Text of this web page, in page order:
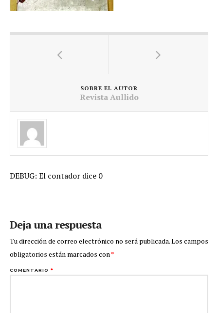
SOBRE EL AUTOR
Revista Aullido
DEBUG: El contador dice 0
Deja una respuesta
Tu dirección de correo electrónico no será publicada.Los campos
obligatorios están marcados con*
COMENTARIO *